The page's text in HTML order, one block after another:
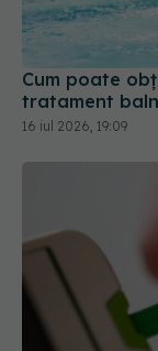
Cum poate
tratament
16 iul 2026, 19:09